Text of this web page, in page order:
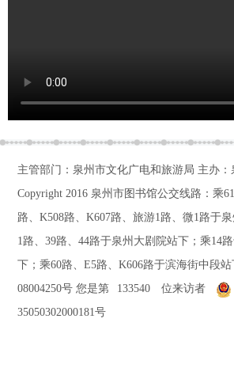
主管部门：泉州市文化广电和旅游局 主办
Copyright 2016 泉州市图书馆公交线路：乘
路、K508路、K607路、旅游1路、微1路于
1路、39路、44路于泉州大剧院站下；乘14
下；乘60路、E5路、K606路于滨海街中段
08004250号 您是第 133540 位来访者
35050302000181号